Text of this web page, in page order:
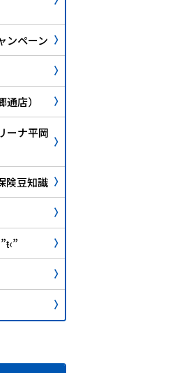
ンペーン
店）
ーナ平岡
険豆知識